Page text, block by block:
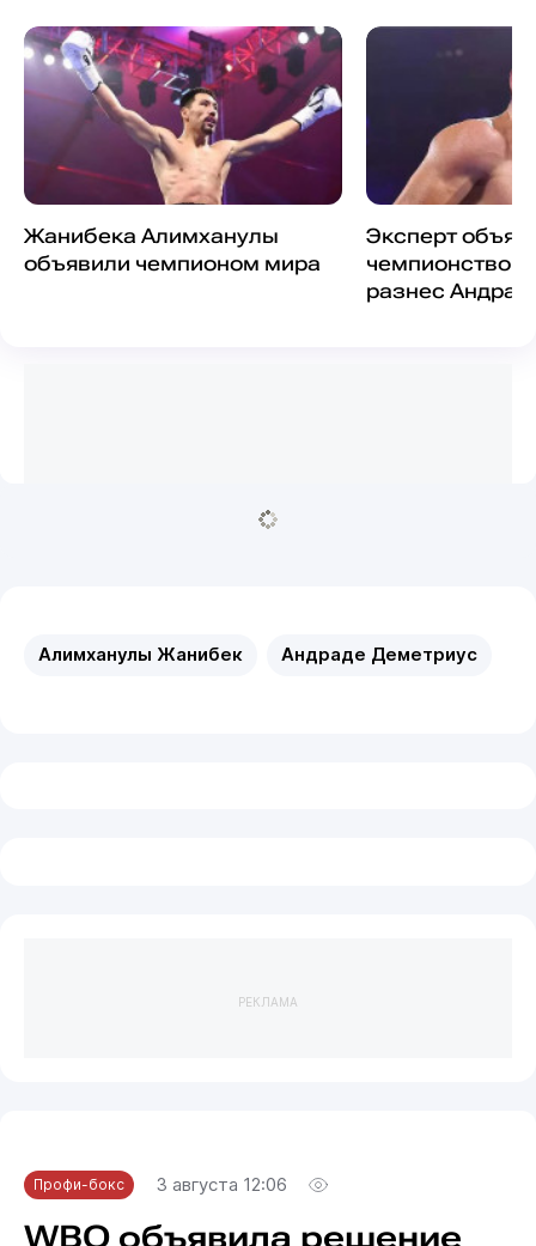
Жанибека Алимханулы
объявили чемпионом мира
Эксперт
чемпионство
разнес
Алимханулы Жанибек Андраде Деметриус
РЕКЛАМА
Профи-бокс 3 августа 12:06
WBO объявила решение